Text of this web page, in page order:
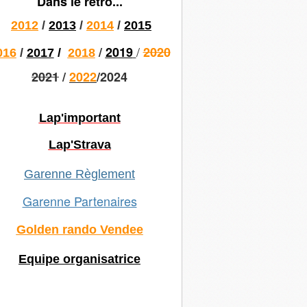
2012 / 2013 / 2014 / 2015
/ 2017/ 2018 / 2019 /2020
2021/2022/2024
Lap'important
Lap'Strava
Garenne Règlement
Garenne Partenaires
Golden rando Vendee
Equipe organisatrice